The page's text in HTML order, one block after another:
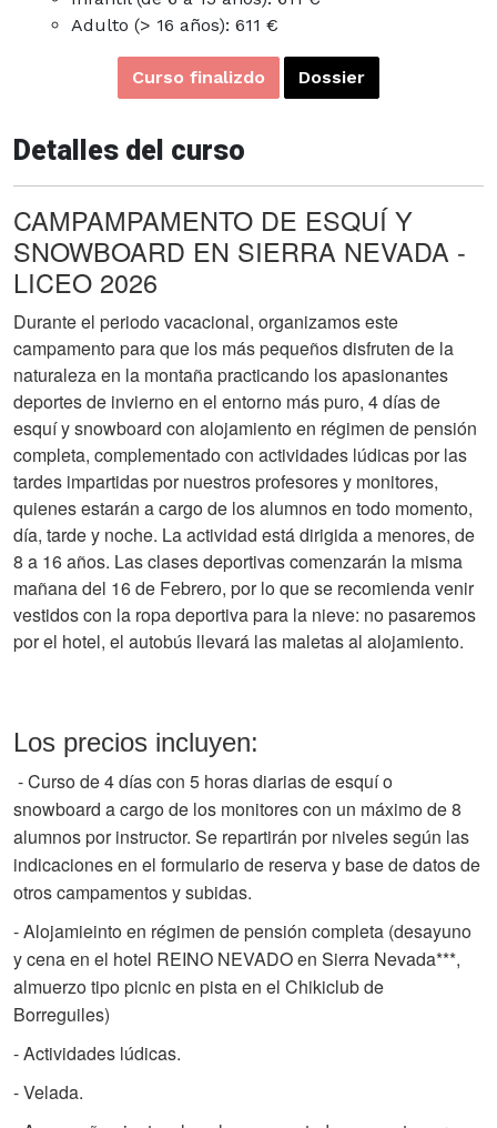
Adulto (> 16 años): 611 €
Curso finalizdo Dossier
Detalles del curso
CAMPAMPAMENTO DE ESQUÍ Y
SNOWBOARD EN SIERRA NEVADA -
LICEO 2026
Durante el periodo vacacional, organizamos este
campamento para que los más pequeños disfruten de la
naturaleza en la montaña practicando los apasionantes
deportes de invierno en el entorno más puro, 4 días de
esquí y snowboard con alojamiento en régimen de pensión
completa, complementado con actividades lúdicas por las
tardes impartidas por nuestros profesores y monitores,
quienes estarán a cargo de los alumnos en todo momento,
día, tarde y noche. La actividad está dirigida a menores, de
8 a 16 años. Las clases deportivas comenzarán la misma
mañana del 16 de Febrero, por lo que se recomienda venir
vestidos con la ropa deportiva para la nieve: no pasaremos
por el hotel, el autobús llevará las maletas al alojamiento.
Los precios incluyen:
- Curso de 4 días con 5 horas diarias de esquí o
snowboard a cargo de los monitores con un máximo de 8
alumnos por instructor. Se repartirán por niveles según las
indicaciones en el formulario de reserva y base de datos de
otros campamentos y subidas.
-Alojamieinto en régimen de pensión completa (desayuno
y cena en el hotel REINO NEVADO en Sierra Nevada***,
almuerzo tipo picnic en pista en el Chikiclub de
Borreguiles)
- Actividades lúdicas.
- Velada.